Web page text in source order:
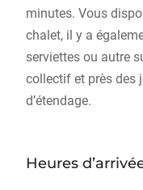
minutes. Vous
chalet, il y a
serviettes ou autre
collectif et près des
d’étendage.
Heures